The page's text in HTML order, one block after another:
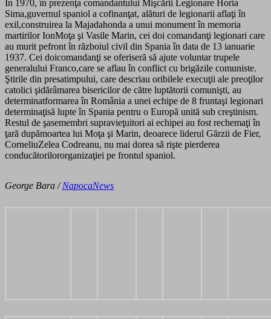
În 1970, în prezenţa comandantului Mişcării Legionare Horia
Sima,guvernul spaniol a cofinanţat, alături de legionarii aflaţi în
exil,construirea la Majadahonda a unui monument în memoria
martirilor IonMoţa şi Vasile Marin, cei doi comandanţi legionari care
au murit pefront în războiul civil din Spania în data de 13 ianuarie
1937. Cei doicomandanţi se oferiseră să ajute voluntar trupele
generalului Franco,care se aflau în conflict cu brigăzile comuniste.
Ştirile din presatimpului, care descriau oribilele execuţii ale preoţilor
catolici şidărâmarea bisericilor de către luptătorii comunişti, au
determinatformarea în România a unei echipe de 8 fruntaşi legionari
determinaţisă lupte în Spania pentru o Europă unită sub creştinism.
Restul de şasemembri supravieţuitori ai echipei au fost rechemaţi în
ţară dupămoartea lui Moţa şi Marin, deoarece liderul Gărzii de Fier,
CorneliuZelea Codreanu, nu mai dorea să rişte pierderea
conducătorilororganizaţiei pe frontul spaniol.
George Bara /NapocaNews